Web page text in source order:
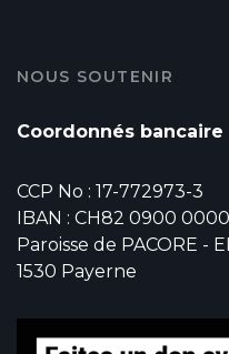
NOUS SOUTENIR
Coordonnés bancaire
CCP No : 17-772973-3
IBAN : CH82 0900
Paroisse de PACORE -
1530 Payerne